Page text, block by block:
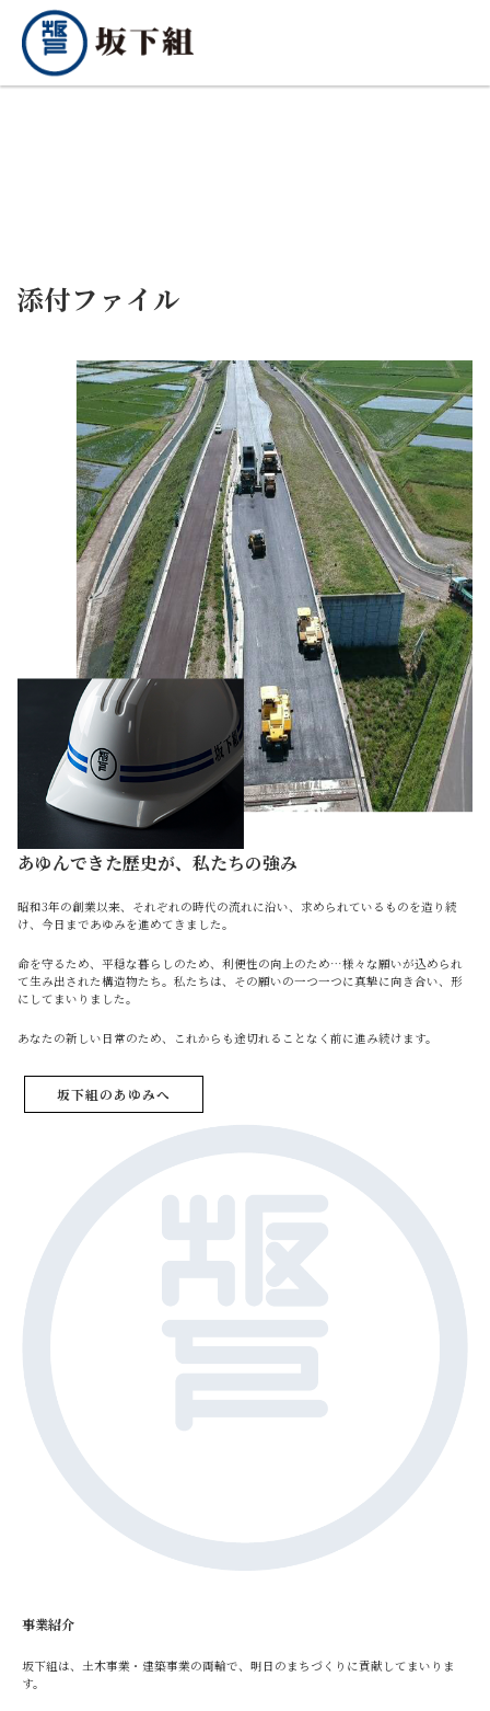
添付ファイル
あゆんできた歴史が、私たちの強み
昭和3年の創業以来、それぞれの時代の流れに沿い、求められているものを造り続
け、今日まであゆみを進めてきました。
命を守るため、平穏な暮らしのため、利便性の向上のため…様々な願いが込められ
て生み出された構造物たち。私たちは、その願いの一つ一つに真摯に向き合い、形
にしてまいりました。
あなたの新しい日常のため、これからも途切れることなく前に進み続けます。
坂下組のあゆみへ
事業紹介
坂下組は、土木事業・建築事業の両輪で、明日のまちづくりに貢献してまいりま
す。